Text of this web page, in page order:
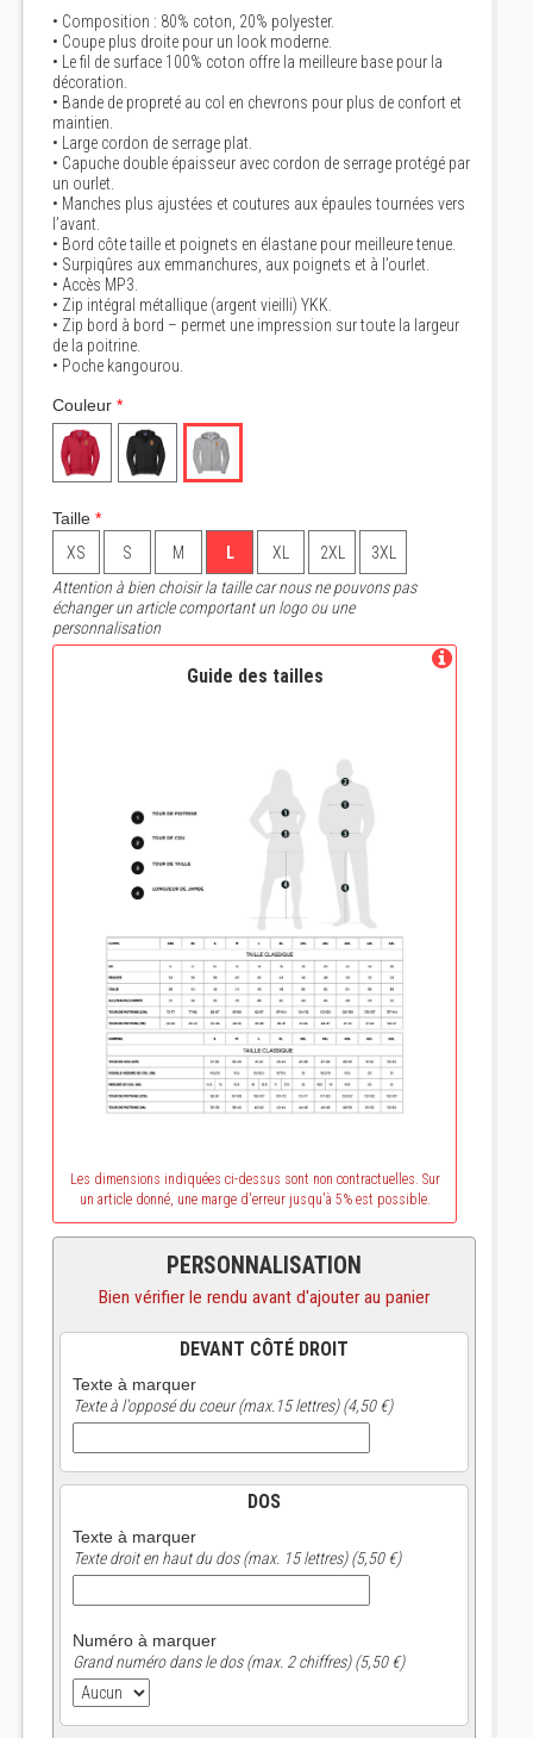
• Composition : 80% coton, 20% polyester.
• Coupe plus droite pour un look moderne.
• Le fil de surface 100% coton offre la meilleure base pour la
décoration.
• Bande de propreté au col en chevrons pour plus de confort et
maintien.
• Large cordon de serrage plat.
• Capuche double épaisseur avec cordon de serrage protégé par
un ourlet.
• Manches plus ajustées et coutures aux épaules tournées vers
l’avant.
• Bord côte taille et poignets en élastane pour meilleure tenue.
• Surpiqûres aux emmanchures, aux poignets et à l’ourlet.
• Accès MP3.
• Zip intégral métallique (argent vieilli) YKK.
• Zip bord à bord – permet une impression sur toute la largeur
de la poitrine.
• Poche kangourou.
Couleur *
Taille *
XS
S M L XL 2XL
3XL
Attention à bien choisir la taille car nous ne pouvons pas
échanger un article comportant un logo ou une
personnalisation
Guide des tailles
Les dimensions indiquées ci-dessus sont non contractuelles. Sur
un article donné, une marge d'erreur jusqu'à 5% est possible.
PERSONNALISATION
Bien vérifier le rendu avant d'ajouter au panier
DEVANT CÔTÉ DROIT
Texte à marquer
Texte à l'opposé du coeur (max.15 lettres) (4,50 €)
DOS
Texte à marquer
Texte droit en haut du dos (max. 15 lettres) (5,50 €)
Numéro à marquer
Grand numéro dans le dos (max. 2 chiffres) (5,50 €)